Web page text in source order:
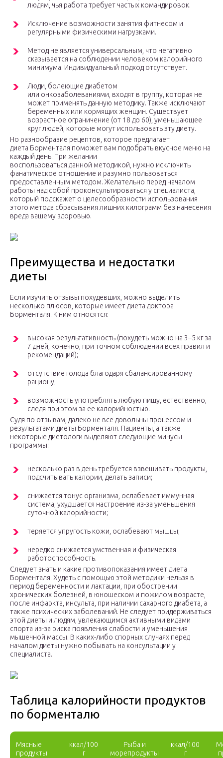
людям, чья работа требует частых командировок.
Исключение возможности занятия фитнесом и
регулярными физическими нагрузками.
Метод не является универсальным, что негативно
сказывается на соблюдении человеком калорийного
минимума. Индивидуальный подход отсутствует.
Люди, болеющие диабетом
или онкозаболеваниями, входят в группу, которая не
может применять данную методику. Также исключают
беременных или кормящих женщин. Существует
возрастное ограничение (от 18 до 60), уменьшающее
круг людей, которые могут использовать эту диету.
Но разнообразие рецептов, которое предлагает
диета Борменталя поможет вам подобрать вкусное меню на
каждый день. При желании
воспользоваться данной методикой, нужно исключить
фанатическое отношение и разумно пользоваться
предоставленным методом. Желательно перед началом
работы над собой проконсультироваться у специалиста,
который подскажет о целесообразности использования
этого метода сбрасывания лишних килограмм без нанесения
вреда вашему здоровью.
Преимущества и недостатки
диеты
Если изучить отзывы похудевших, можно выделить
несколько плюсов, которые имеет диета доктора
Борменталя. К ним относятся:
высокая результативность (похудеть можно на 3–5 кг за
7 дней, конечно, при точном соблюдении всех правил и
рекомендаций);
отсутствие голода благодаря сбалансированному
рациону;
возможность употреблять любую пищу, естественно,
следя при этом за ее калорийностью.
Судя по отзывам, далеко не все довольны процессом и
результатами диеты Борменталя. Пациенты, а также
некоторые диетологи выделяют следующие минусы
программы:
несколько раз в день требуется взвешивать продукты,
подсчитывать калории, делать записи;
снижается тонус организма, ослабевает иммунная
система, ухудшается настроение из-за уменьшения
суточной калорийности;
теряется упругость кожи, ослабевают мышцы;
нередко снижается умственная и физическая
работоспособность.
Следует знать и какие противопоказания имеет диета
Борменталя. Худеть с помощью этой методики нельзя в
период беременности и лактации, при обострении
хронических болезней, в юношеском и пожилом возрасте,
после инфаркта, инсульта, при наличии сахарного диабета, а
также психических заболеваний. Не следует придерживаться
этой диеты и людям, увлекающимся активными видами
спорта из-за риска появления слабости и уменьшения
мышечной массы. В каких-либо спорных случаях перед
началом диеты нужно побывать на консультации у
специалиста.
Таблица калорийности продуктов
по борменталю
Мясные
продукты
ккал/100
г
Рыба и
морепродукты
ккал/100
г